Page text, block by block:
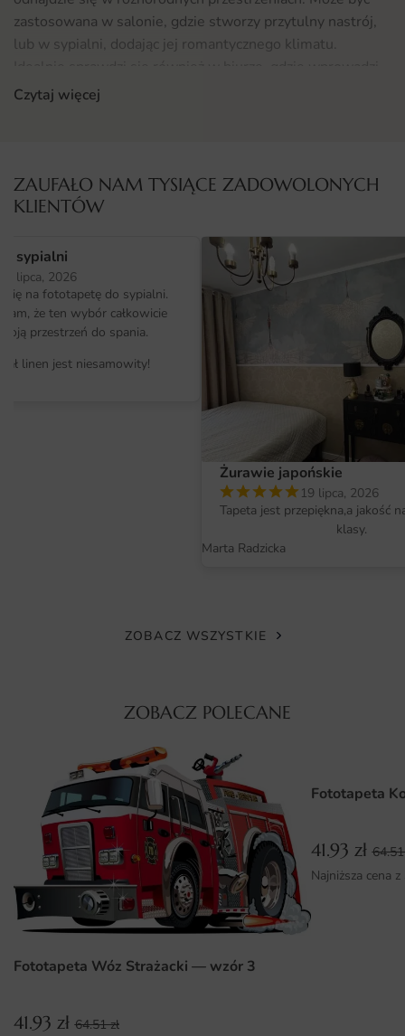
zastosowana w salonie, gdzie stworzy przytulny nastrój,
lub w sypialni, dodając jej romantycznego klimatu.
odrobinę natury i spokoju. Dzięki eleganckiemu
ten znajdziesz również w kategoriiFototapety, co daje
szerokie możliwości wyboru.
Plakat Akwarelowe Hortensje 1 został wydrukowany na
wysokiej jakości papierze, który zapewnia trwałość oraz
intensywność kolorów. Dzięki zastosowaniu
nowoczesnych technologii druku, każdy szczegół
akwarelowych hortensji jest wyraźny i dokładny, co
Materiał jest odporny na blaknięcie, co pozwala cieszyć się
pięknem tej ilustracji przez długie lata. Wybierając ten
plakat, inwestujesz w produkt, który nie tylko zachwyca
estetyką, ale również spełnia wysokie standardy jakości.
Wymiary na miarę i łatwy montaż
Plakat Akwarelowe Hortensje 1 dostępny jest w różnych
i mniejsze, które doskonale uzupełnią inne elementy
lekkiego materiału, plakat można łatwo zamontować na
zbędnych komplikacji.
Dlaczego warto wybrać tę fototapetę
Unikalny design, który przyciąga uwagę i wprowadza do
wnętrza harmonię.
Wysokiej jakości materiały, które zapewniają trwałość i
intensywność kolorów.
Łatwy montaż, który nie wymaga specjalnych umiejętności.
Możliwość personalizacji wymiarów, co pozwala na
Czytaj więcej
ZAUFAŁO NAM TYSIĄCE ZADOWOLONYCH
KLIENTÓW
sypialni
lipca, 2026
się na fototapetę do sypialni.
że ten wybór całkowicie
przestrzeń do spania.
linen jest niesamowity!
Żurawie japońskie
19 lipca, 2026
Tapeta jest przepiękna,a jakość
klasy.
Marta Radzicka
ZOBACZ WSZYSTKIE
ZOBACZ POLECANE
Fototapeta Wóz Strażacki — wzór 3
41.93 zł 64.51zł
Fototapeta
41.93 zł
Najniższa cena